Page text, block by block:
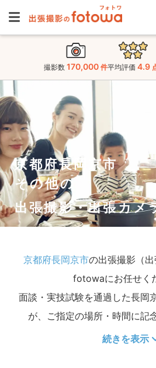
撮影数 170,000 件平均評価 4.9
京都府長岡京市
その他の
出張撮影・出張カメ
京都府長岡京市の出張撮影（
fotowaにお任せく
面談・実技試験を通過した長岡
が、ご指定の場所・時間に記
続きを表示